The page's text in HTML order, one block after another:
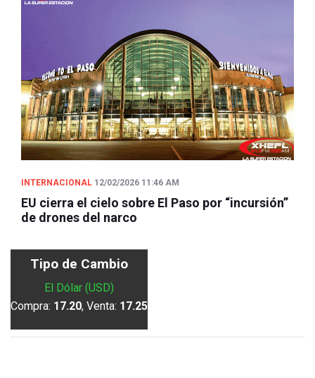
INTERNACIONAL 12/02/2026 11:46 AM
EU cierra el cielo sobre El Paso por “incursión”
de drones del narco
Tipo de Cambio
El Dólar (USD)
Compra: 17.20, Venta: 17.25